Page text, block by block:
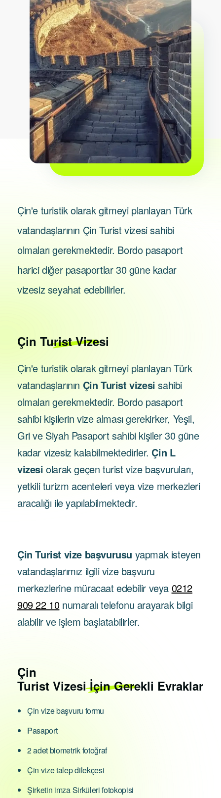
Çin'e turistik olarak gitmeyi planlayan Türk
vatandaşlarının Çin Turist vizesi sahibi
olmaları gerekmektedir. Bordo pasaport
harici diğer pasaportlar 30 güne kadar
vizesiz seyahat edebilirler.
Çin Turist Vizesi
Çin'e turistik olarak gitmeyi planlayan Türk
vatandaşlarının Çin Turist vizesi sahibi
olmaları gerekmektedir. Bordo pasaport
sahibi kişilerin vize alması gerekirker, Yeşil,
Gri ve Siyah Pasaport sahibi kişiler 30 güne
kadar vizesiz kalabilmektedirler. Çin L
vizesi olarak geçen turist vize başvuruları,
yetkili turizm acenteleri veya vize merkezleri
aracalığı ile yapılabilmektedir.
Çin Turist vize başvurusu yapmak isteyen
vatandaşlarımız ilgili vize başvuru
merkezlerine müracaat edebilir veya 0212
909 22 10numaralı telefonu arayarak bilgi
alabilir ve işlem başlatabilirler.
Çin
Turist Vizesi İçin Gerekli Evraklar
Çin vize başvuru formu
Pasaport
2 adet biometrik fotoğraf
Çin vize talep dilekçesi
Şirketin imza Sirküleri fotokopisi